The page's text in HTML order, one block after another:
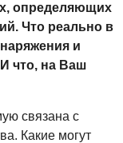
определяющих
Что реально в
и
что, на Ваш
связана с
Какие могут